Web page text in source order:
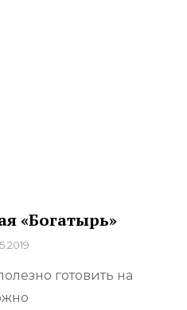
«Богатырь»
готовить на